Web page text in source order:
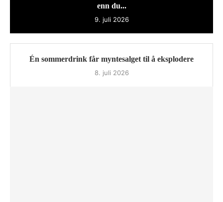
enn du...
9. juli 2026
Én sommerdrink får myntesalget til å eksplodere
8. juli 2026